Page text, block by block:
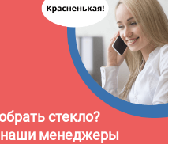
стекло?
наши менеджеры